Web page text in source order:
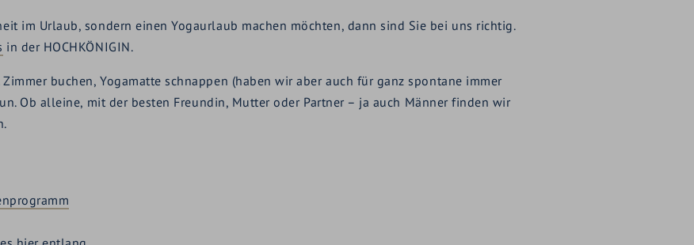
im Urlaub, sondern einen Yogaurlaub machen möchten, dann sind Sie bei uns richtig.
in der HOCHKÖNIGIN.
buchen, Yogamatte schnappen (haben wir aber auch für ganz spontane immer
Ob alleine, mit der besten Freundin, Mutter oder Partner – ja auch Männer finden wir